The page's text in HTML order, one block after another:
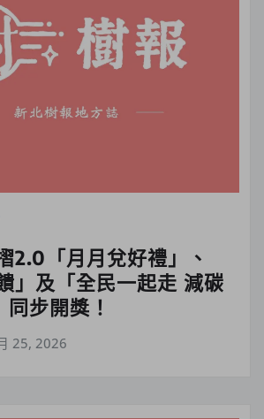
2.0「月月兌好禮」、
」及「全民一起走 減碳
步開獎！
25, 2026